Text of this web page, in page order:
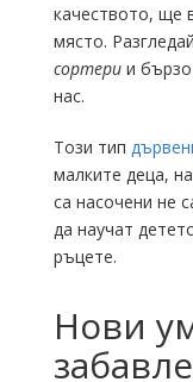
качеството, ще
място.
сортери и
нас.
Този тип
малките деца,
са насочени не
да научат
ръцете.
Нови